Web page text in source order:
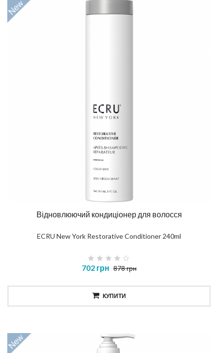
Відновлюючий кондиціонер для волосся
ECRU New York Restorative Conditioner 240ml
702 грн 878 грн
КУПИТИ